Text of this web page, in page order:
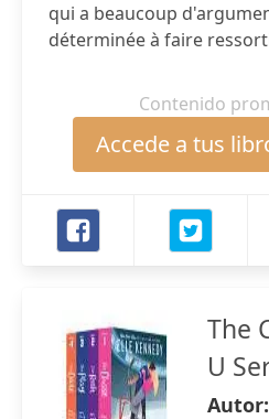
qui a beaucoup
déterminée à faire
Contenido
Accede a tus
The
U
Autor: